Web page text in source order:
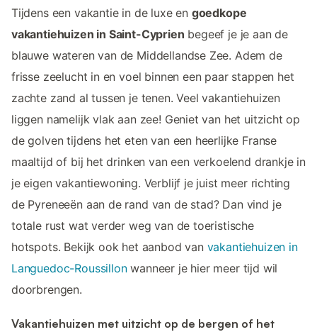
Tijdens een vakantie in de luxe en goedkope
vakantiehuizen in Saint-Cyprien begeef je je aan de
blauwe wateren van de Middellandse Zee. Adem de
frisse zeelucht in en voel binnen een paar stappen het
zachte zand al tussen je tenen. Veel vakantiehuizen
liggen namelijk vlak aan zee! Geniet van het uitzicht op
de golven tijdens het eten van een heerlijke Franse
maaltijd of bij het drinken van een verkoelend drankje in
je eigen vakantiewoning. Verblijf je juist meer richting
de Pyreneeën aan de rand van de stad? Dan vind je
totale rust wat verder weg van de toeristische
hotspots. Bekijk ook het aanbod van vakantiehuizen in
Languedoc-Roussillonwanneer je hier meer tijd wil
doorbrengen.
Vakantiehuizen met uitzicht op de bergen of het